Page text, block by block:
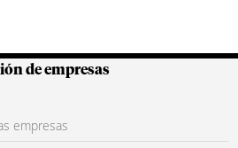
Colombianas
de empresas